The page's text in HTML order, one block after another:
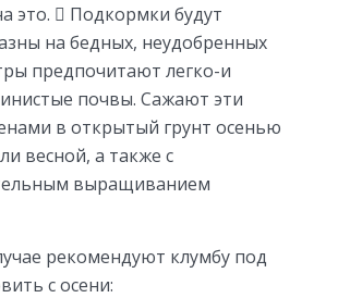
это.  Подкормки будут
на бедных, неудобренных
предпочитают легко-и
почвы. Сажают эти
в открытый грунт осенью
весной, а также с
выращиванием
рекомендуют клумбу под
с осени: